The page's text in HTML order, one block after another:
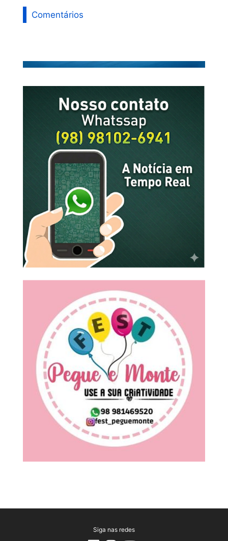
Comentários
Siga nas redes